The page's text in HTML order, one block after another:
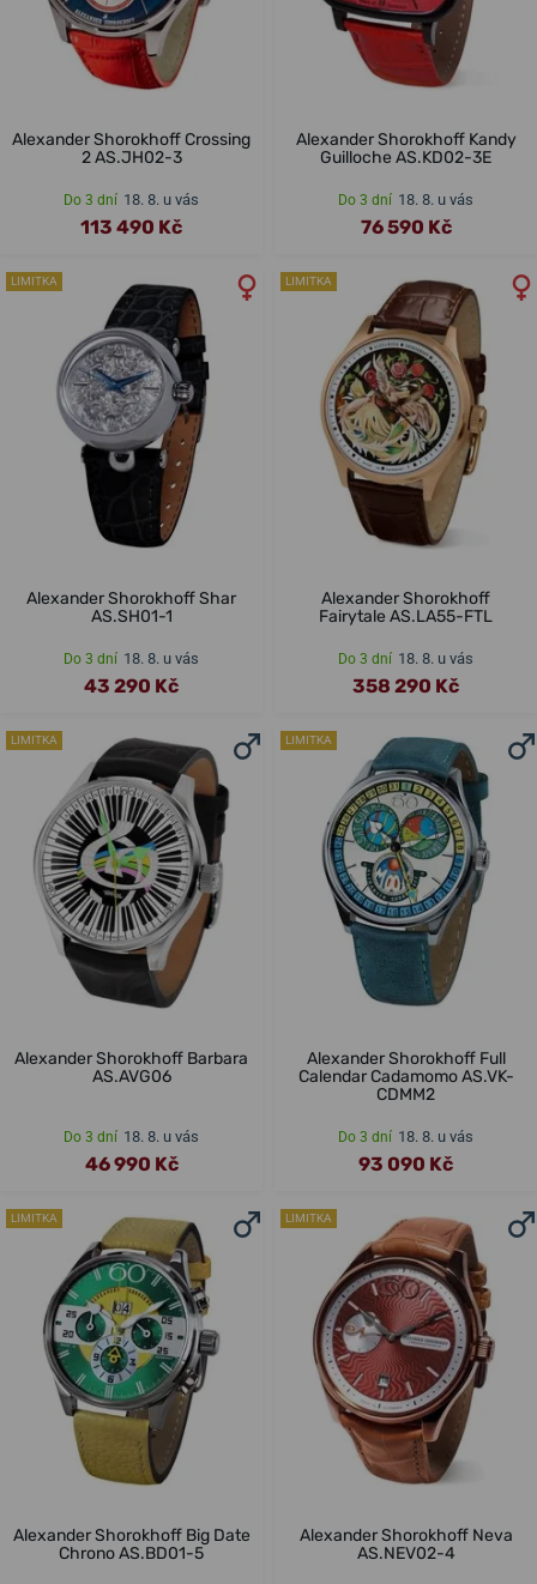
Alexander Shorokhoff Crossing
2 AS.JH02-3
Do 3 dní 18. 8. u vás
113 490 Kč
Alexander Shorokhoff Kandy
Guilloche AS.KD02-3E
Do 3 dní 18. 8. u vás
76 590 Kč
LIMITKA
Alexander Shorokhoff Shar
AS.SH01-1
Do 3 dní 18. 8. u vás
43 290 Kč
LIMITKA
Alexander Shorokhoff
Fairytale AS.LA55-FTL
Do 3 dní 18. 8. u vás
358 290 Kč
LIMITKA
Alexander Shorokhoff Barbara
AS.AVG06
Do 3 dní 18. 8. u vás
46 990 Kč
LIMITKA
Alexander Shorokhoff Full
Calendar Cadamomo AS.VK-
CDMM2
Do 3 dní 18. 8. u vás
93 090 Kč
LIMITKA
Alexander Shorokhoff Big Date
Chrono AS.BD01-5
LIMITKA
Alexander Shorokhoff Neva
AS.NEV02-4